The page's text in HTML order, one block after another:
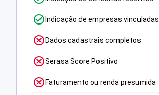
Indicação de empresas vinculadas
Dados cadastrais completos
Serasa Score Positivo
Faturamento ou renda presumida